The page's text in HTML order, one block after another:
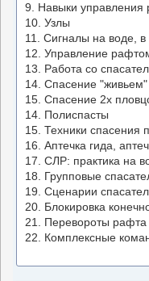
9. Навыки управления
10. Узлы
11. Сигналы на воде,
12. Управление
13. Работа со
14. Спасение "живьем"
15. Спасение 2х
14. Полиспасты
15. Техники спасения
16. Аптечка гида,
17. СЛР: практика на
18. Групповые
19. Сценарии
20. Блокировка
21. Перевороты рафта
22. Комплексные